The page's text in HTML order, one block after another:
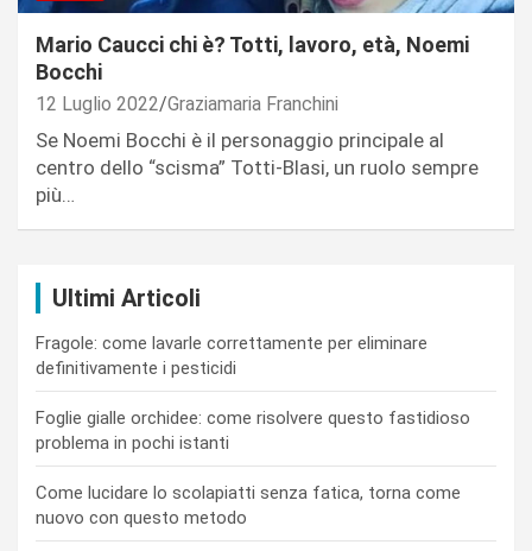
Mario Caucci chi è? Totti, lavoro, età, Noemi
Bocchi
12 Luglio 2022 Graziamaria Franchini
Se Noemi Bocchi è il personaggio principale al
centro dello “scisma” Totti-Blasi, un ruolo sempre
più…
Ultimi Articoli
Fragole: come lavarle correttamente per eliminare
definitivamente i pesticidi
Foglie gialle orchidee: come risolvere questo fastidioso
problema in pochi istanti
Come lucidare lo scolapiatti senza fatica, torna come
nuovo con questo metodo